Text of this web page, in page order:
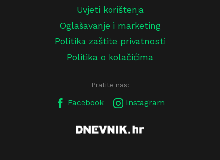
Uvjeti korištenja
Oglašavanje i marketing
Politika zaštite privatnosti
Politika o kolačićima
Pratite nas:
Facebook Instagram